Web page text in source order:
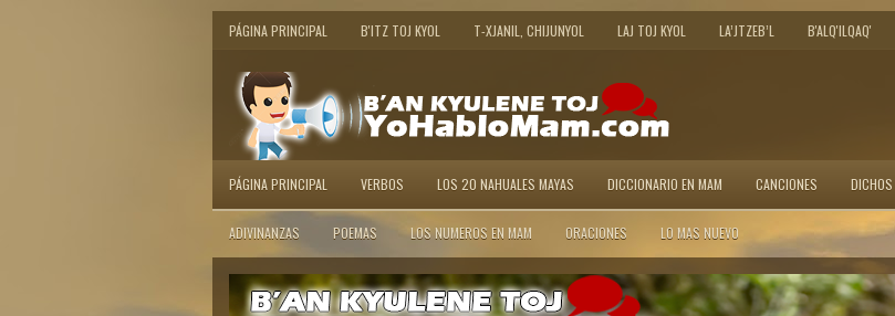
PÁGINA PRINCIPAL B'ITZ TOJ KYOL T-XJANIL, CHIJUNYOL LAJ TOJ KYOL LA’JTZEB’L B'ALQ'ILQAQ'
PÁGINA PRINCIPAL VERBOS LOS 20 NAHUALES MAYAS DICCIONARIO EN MAM CANCIONES DICHOS
ADIVINANZAS POEMAS LOS NUMEROS EN MAM ORACIONES LO MAS NUEVO